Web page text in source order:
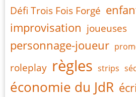
Défi Trois Fois Forgé
improvisation joueuses
personnage-joueur
roleplay règles strips
économie du JdR